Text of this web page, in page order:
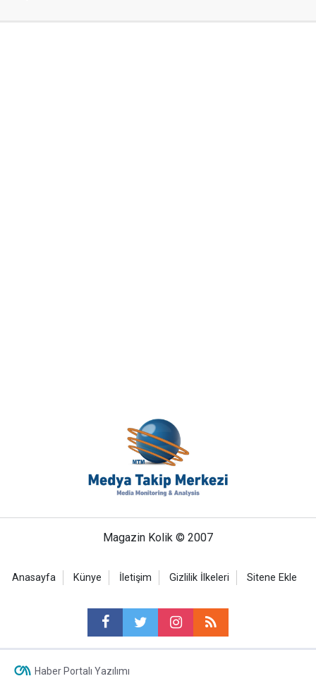
Magazin Kolik © 2007
Anasayfa Künye İletişim Gizlilik İlkeleri Sitene Ekle
Haber Portalı Yazılımı